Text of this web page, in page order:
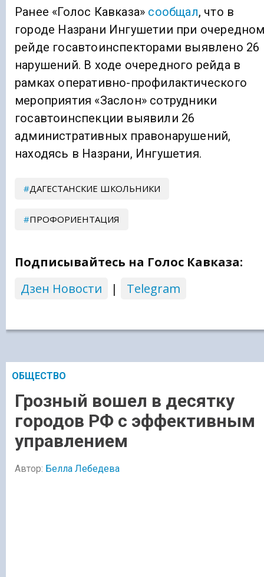
Ранее «Голос Кавказа» сообщал, что в
городе Назрани Ингушетии при
рейде госавтоинспекторами выявлено 26
нарушений. В ходе очередного рейда в
рамках оперативно-профилактического
мероприятия «Заслон» сотрудники
госавтоинспекции выявили 26
административных правонарушений,
находясь в Назрани, Ингушетия.
ДАГЕСТАНСКИЕ ШКОЛЬНИКИ
ПРОФОРИЕНТАЦИЯ
Подписывайтесь на Голос Кавказа:
Дзен Новости
| Telegram
ОБЩЕСТВО
Грозный вошел в десятку
городов РФ с эффективным
управлением
Автор: Белла Лебедева